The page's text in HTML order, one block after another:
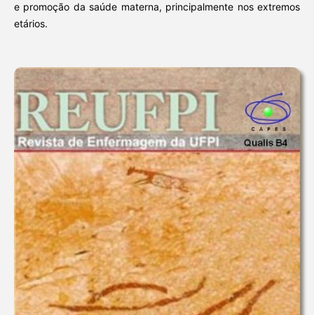
e promoção da saúde materna, principalmente nos extremos
etários.